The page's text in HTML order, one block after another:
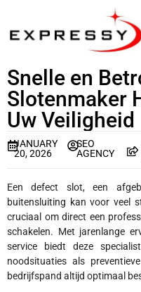
Snelle en
Slotenmaker
Uw Veiligheid
JANUARY
20, 2026
SEO
AGENCY
Een defect slot, een
buitensluiting kan voor veel
cruciaal om direct een
schakelen. Met jarenlange
service biedt deze
noodsituaties als
bedrijfspand altijd optimaal